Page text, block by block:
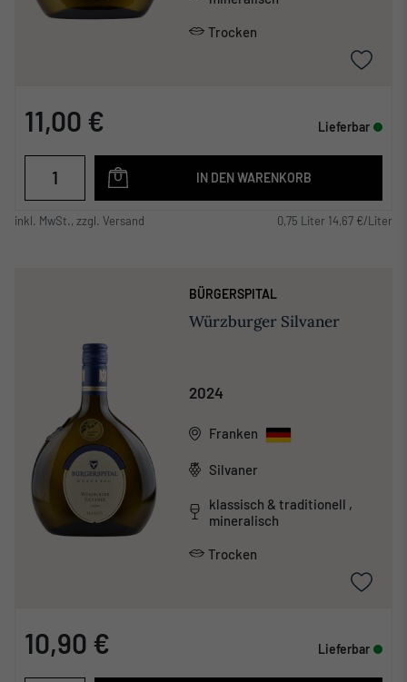
Trocken
11,00 € Lieferbar
IN DEN WARENKORB
inkl. MwSt., zzgl. Versand 0,75 Liter 14,67 €/Liter
BÜRGERSPITAL
Würzburger Silvaner
2024
Franken
Silvaner
klassisch & traditionell ,
mineralisch
Trocken
10,90 € Lieferbar